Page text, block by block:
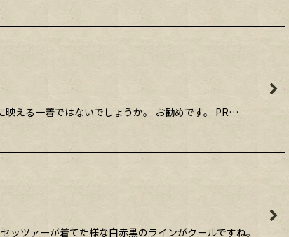
える一着ではないでしょうか。 お勧めです。 PR…
ツァーが着てた様な白赤黒のラインがクールですね。